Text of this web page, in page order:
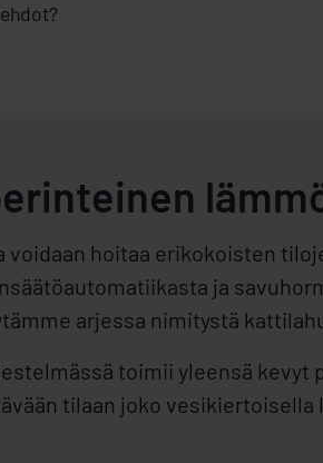
voidaan hoitaa erikokoisten
ja
arjessa nimitystä
toimii yleensä
tilaan joko